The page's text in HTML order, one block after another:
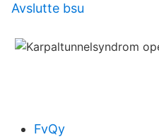
Avslutte bsu
FvQy